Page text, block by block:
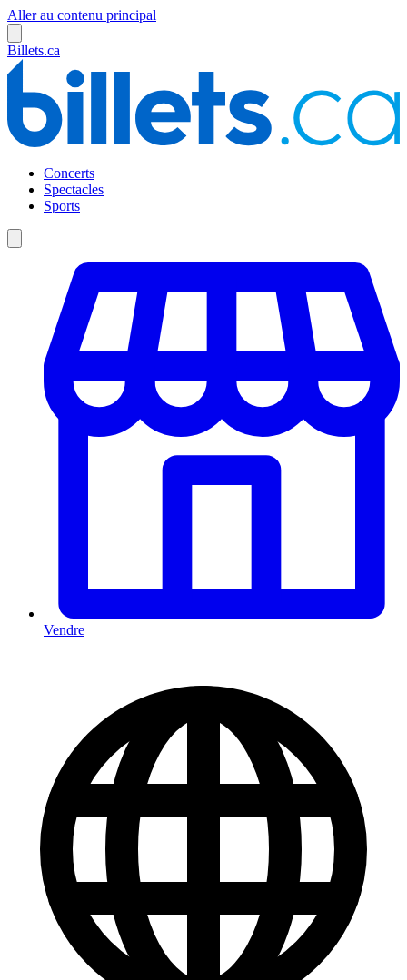
Aller au contenu principal
Billets.ca
Concerts
Spectacles
Sports
Vendre